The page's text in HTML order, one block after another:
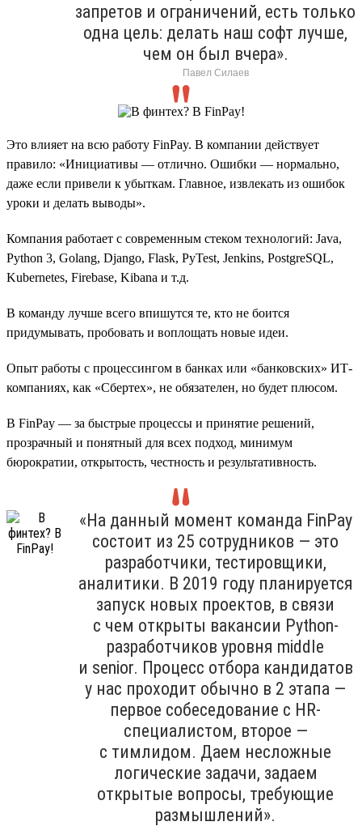
запретов и ограничений, есть только
одна цель: делать наш софт лучше,
чем он был вчера».
Павел Силаев
Это влияет на всю работу FinPay. В компании действует
правило: «Инициативы — отлично. Ошибки — нормально,
даже если привели к убыткам. Главное, извлекать из ошибок
уроки и делать выводы».
Компания работает с современным стеком технологий: Java,
Python 3, Golang, Django, Flask, PyTest, Jenkins, PostgreSQL,
Kubernetes, Firebase, Kibana и т.д.
В команду лучше всего впишутся те, кто не боится
придумывать, пробовать и воплощать новые идеи.
Опыт работы с процессингом в банках или «банковских» ИТ-
компаниях, как «Сбертех», не обязателен, но будет плюсом.
В FinPay — за быстрые процессы и принятие решений,
прозрачный и понятный для всех подход, минимум
бюрократии, открытость, честность и результативность.
«На данный момент команда FinPay
состоит из 25 сотрудников — это
разработчики, тестировщики,
аналитики. В 2019 году планируется
запуск новых проектов, в связи
с чем открыты вакансии Python-
разработчиков уровня middle
и senior. Процесс отбора кандидатов
у нас проходит обычно в 2 этапа —
первое собеседование с HR-
специалистом, второе —
с тимлидом. Даем несложные
логические задачи, задаем
открытые вопросы, требующие
размышлений».